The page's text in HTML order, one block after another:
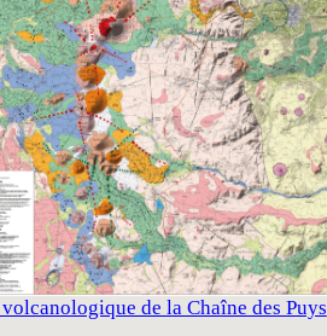
de la Chaîne des Puys